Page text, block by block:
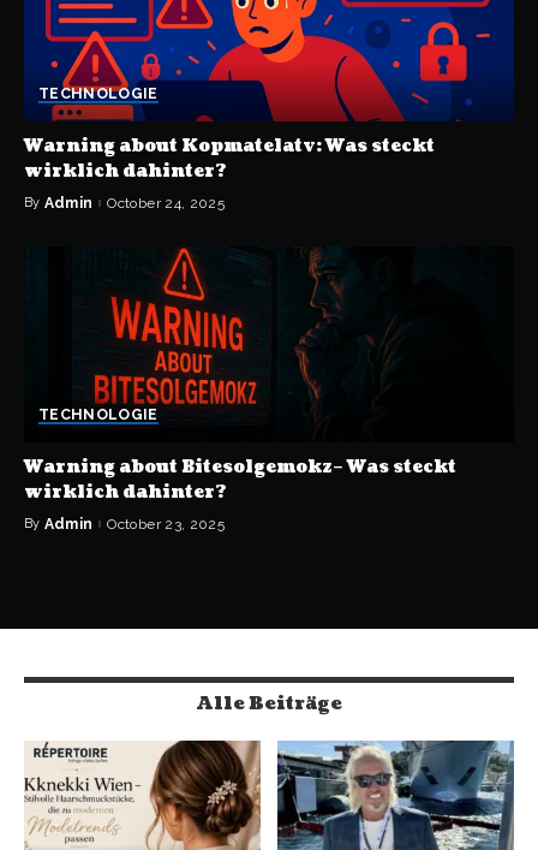
TECHNOLOGIE
Warning about Kopmatelatv: Was steckt
wirklich dahinter?
By Admin October 24, 2025
TECHNOLOGIE
Warning about Bitesolgemokz– Was steckt
wirklich dahinter?
By Admin October 23, 2025
Alle Beiträge